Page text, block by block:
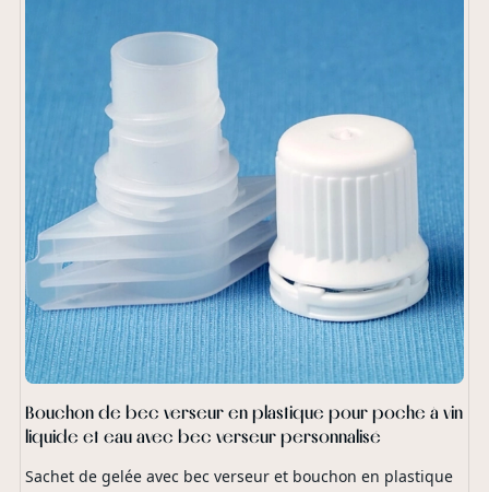
Bouchon de bec verseur en plastique pour poche à vin
liquide et eau avec bec verseur personnalisé
Sachet de gelée avec bec verseur et bouchon en plastique